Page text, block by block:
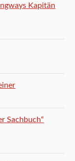
Kapitän
Sachbuch“